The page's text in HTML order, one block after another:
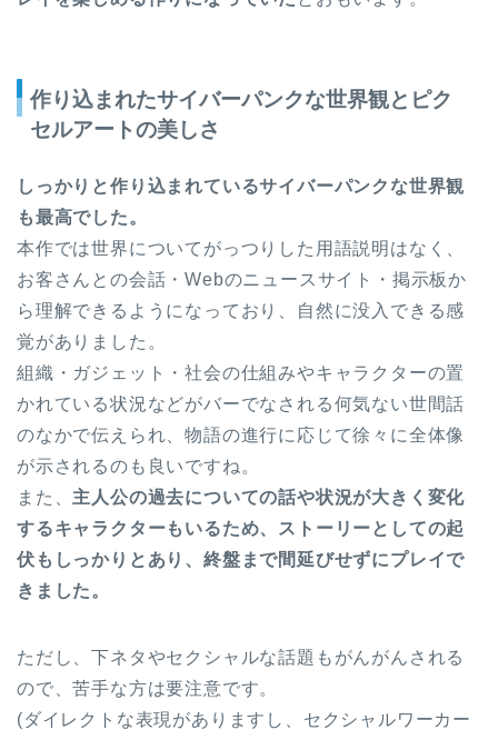
作り込まれたサイバーパンクな世界観とピク
セルアートの美しさ
しっかりと作り込まれているサイバーパンクな世界観
も最高でした。
本作では世界についてがっつりした用語説明はなく、
お客さんとの会話・Webのニュースサイト・掲示板か
ら理解できるようになっており、自然に没入できる感
覚がありました。
組織・ガジェット・社会の仕組みやキャラクターの置
かれている状況などがバーでなされる何気ない世間話
のなかで伝えられ、物語の進行に応じて徐々に全体像
が示されるのも良いですね。
また、 主人公の過去についての話や状況が大きく変化
するキャラクターもいるため、ストーリーとしての起
伏もしっかりとあり、終盤まで間延びせずにプレイで
きました。
ただし、下ネタやセクシャルな話題もがんがんされる
ので、苦手な方は要注意です。
(ダイレクトな表現がありますし、セクシャルワーカー